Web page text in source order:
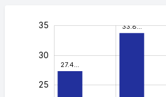
27.4…
33.8…
25
30
35